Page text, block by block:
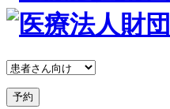
予約